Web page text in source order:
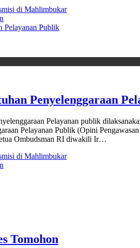
di Mahlimbukar
Pelayanan Publik
Penyelenggaraan
Pelayanan publik
Pelayanan Publik (Opini
Ombudsman RI diwakili Ir…
di Mahlimbukar
Tomohon